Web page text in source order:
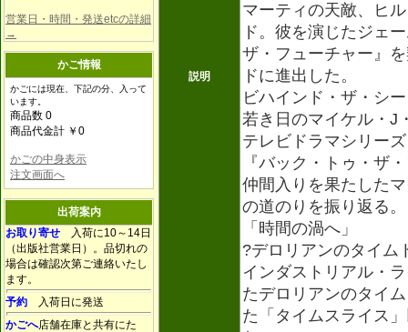
営業日・時間・発送etcの詳細
→
かご情報
かごには現在、下記の分、入って
います。
商品数 0
商品代金計 ￥0
かごの中身表示
注文画面へ
出荷案内
お取り寄せ 入荷に10～14日
（出版社営業日）。品切れの
場合は確認次第ご連絡いたし
ます。
予約 入荷日に発送
かごへ店舗在庫と共有にた
説明
マーティの天敵、ヒ
ド。彼を演じたジェ
ザ・フューチャー』
ドに進出した。
ビハインド・ザ・シ
若き日のマイケル・J
テレビドラマシリー
『バック・トゥ・ザ
仲間入りを果たした
の道のりを振り返る。
「時間の渦へ」
?デロリアンのタイム
インダストリアル・
たデロリアンのタイ
た「タイムスライス